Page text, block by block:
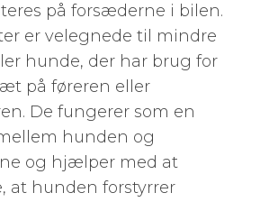
på forsæderne i bilen.
er velegnede til mindre
hunde, der har brug for
på føreren eller
De fungerer som en
hunden og
og hjælper med at
at hunden forstyrrer